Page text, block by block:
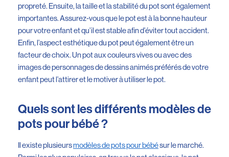
propreté. Ensuite, la taille et la stabilité du pot sont également
importantes. Assurez-vous que le pot est à la bonne hauteur
pour votre enfant et qu’il est stable afin d’éviter tout accident.
Enfin, l’aspect esthétique du pot peut également être un
facteur de choix. Un pot aux couleurs vives ou avec des
images de personnages de dessins animés préférés de votre
enfant peut l’attirer et le motiver à utiliser le pot.
Quels sont les différents modèles de
pots pour bébé ?
Il existe plusieursmodèles de pots pour bébésur le marché.